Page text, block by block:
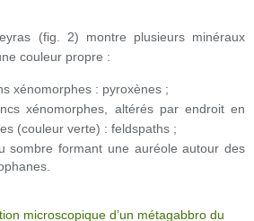
(fig. 2) montre plusieurs minéraux
couleur propre :
xénomorphes : pyroxènes ;
xénomorphes, altérés par endroit en
(couleur verte) : feldspaths ;
sombre formant une auréole autour des